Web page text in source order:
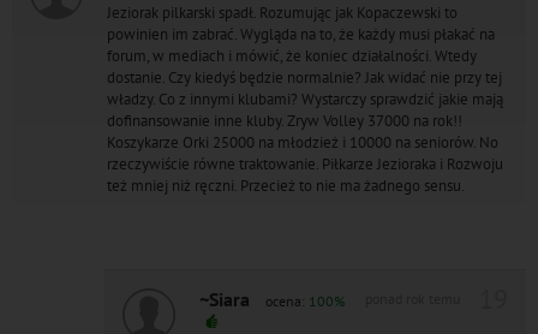
Jeziorak pilkarski spadł. Rozumując jak Kopaczewski to
powinien im zabrać. Wygląda na to, że każdy musi płakać na
forum, w mediach i mówić, że koniec działalności. Wtedy
dostanie. Czy kiedyś będzie normalnie? Jak widać nie przy tej
władzy. Co z innymi klubami? Wystarczy sprawdzić jakie mają
dofinansowanie inne kluby. Zryw Volley 37000 na rok!!
Koszykarze Orki 25000 na młodzież i 10000 na seniorów. No
rzeczywiście równe traktowanie. Piłkarze Jezioraka i Rozwoju
też mniej niż ręczni. Przecież to nie ma żadnego sensu.
~Siara ocena: 100%